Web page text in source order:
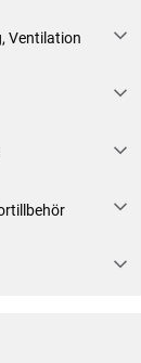
Ventilation